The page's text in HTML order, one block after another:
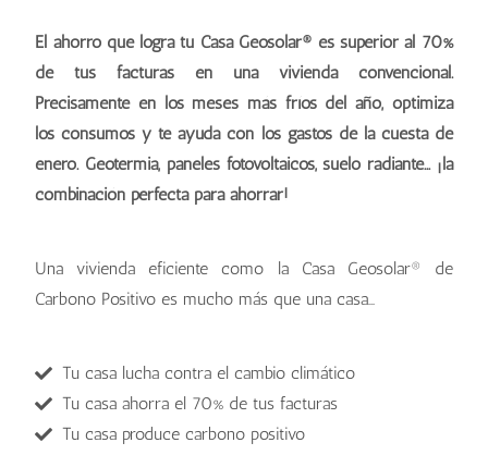
El ahorro que logra tu Casa Geosolar® es superior al 70%
de tus facturas en una vivienda convencional.
Precisamente en los meses más fríos del año, optimiza
los consumos y te ayuda con los gastos de la cuesta de
enero. Geotermia, paneles fotovoltaicos, suelo radiante… ¡la
combinación perfecta para ahorrar!
Una vivienda eficiente como la Casa Geosolar® de
Carbono Positivo es mucho más que una casa…
Tu casa lucha contra el cambio climático
Tu casa ahorra el 70% de tus facturas
Tu casa produce carbono positivo